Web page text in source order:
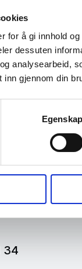
for å gi innhold
dessuten
analysearbeid,
gjennom din
eller nær
34